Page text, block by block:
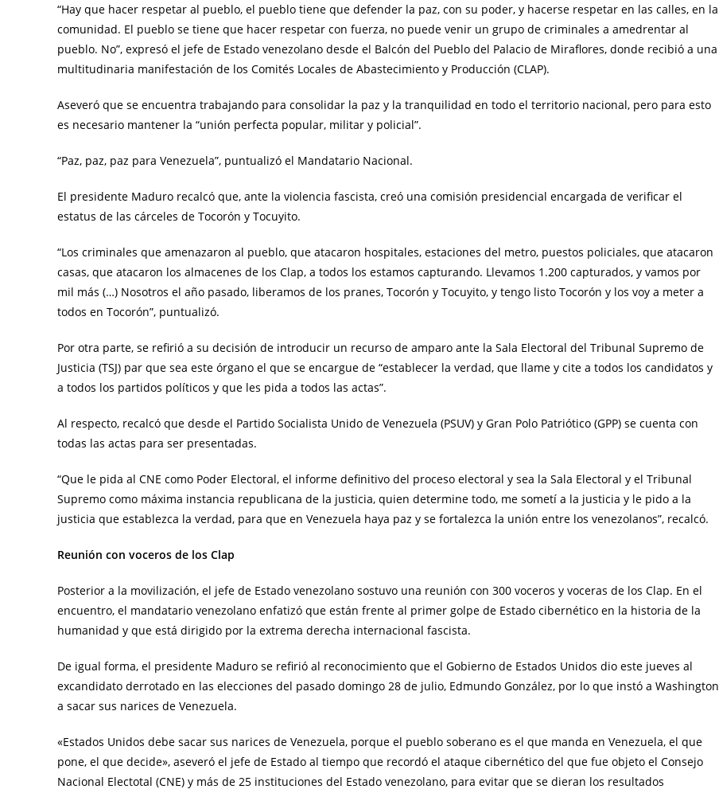
“Hay que hacer respetar al pueblo, el pueblo tiene que defender la paz, con su poder, y hacerse respetar en las calles, en la
comunidad. El pueblo se tiene que hacer respetar con fuerza, no puede venir un grupo de criminales a amedrentar al
pueblo. No”, expresó el jefe de Estado venezolano desde el Balcón del Pueblo del Palacio de Miraflores, donde recibió a una
multitudinaria manifestación de los Comités Locales de Abastecimiento y Producción (CLAP).
Aseveró que se encuentra trabajando para consolidar la paz y la tranquilidad en todo el territorio nacional, pero para esto
es necesario mantener la “unión perfecta popular, militar y policial”.
“Paz, paz, paz para Venezuela”, puntualizó el Mandatario Nacional.
El presidente Maduro recalcó que, ante la violencia fascista, creó una comisión presidencial encargada de verificar el
estatus de las cárceles de Tocorón y Tocuyito.
“Los criminales que amenazaron al pueblo, que atacaron hospitales, estaciones del metro, puestos policiales, que atacaron
casas, que atacaron los almacenes de los Clap, a todos los estamos capturando. Llevamos 1.200 capturados, y vamos por
mil más (…) Nosotros el año pasado, liberamos de los pranes, Tocorón y Tocuyito, y tengo listo Tocorón y los voy a meter a
todos en Tocorón”, puntualizó.
Por otra parte, se refirió a su decisión de introducir un recurso de amparo ante la Sala Electoral del Tribunal Supremo de
Justicia (TSJ) par que sea este órgano el que se encargue de “establecer la verdad, que llame y cite a todos los candidatos y
a todos los partidos políticos y que les pida a todos las actas”.
Al respecto, recalcó que desde el Partido Socialista Unido de Venezuela (PSUV) y Gran Polo Patriótico (GPP) se cuenta con
todas las actas para ser presentadas.
“Que le pida al CNE como Poder Electoral, el informe definitivo del proceso electoral y sea la Sala Electoral y el Tribunal
Supremo como máxima instancia republicana de la justicia, quien determine todo, me sometí a la justicia y le pido a la
justicia que establezca la verdad, para que en Venezuela haya paz y se fortalezca la unión entre los venezolanos”, recalcó.
Reunión con voceros de los Clap
Posterior a la movilización, el jefe de Estado venezolano sostuvo una reunión con 300 voceros y voceras de los Clap. En el
encuentro, el mandatario venezolano enfatizó que están frente al primer golpe de Estado cibernético en la historia de la
humanidad y que está dirigido por la extrema derecha internacional fascista.
De igual forma, el presidente Maduro se refirió al reconocimiento que el Gobierno de Estados Unidos dio este jueves al
excandidato derrotado en las elecciones del pasado domingo 28 de julio, Edmundo González, por lo que instó a Washington
a sacar sus narices de Venezuela.
«Estados Unidos debe sacar sus narices de Venezuela, porque el pueblo soberano es el que manda en Venezuela, el que
pone, el que decide», aseveró el jefe de Estado al tiempo que recordó el ataque cibernético del que fue objeto el Consejo
Nacional Electotal (CNE) y más de 25 instituciones del Estado venezolano, para evitar que se dieran los resultados